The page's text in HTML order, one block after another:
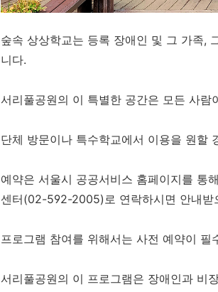
숲속 상상학교는 등록 장애인 및 그 가족,
니다.
서리풀공원의 이 특별한 공간은 모든 사
단체 방문이나 특수학교에서 이용을 원할
예약은 서울시 공공서비스 홈페이지를 통
센터(02-592-2005)로 연락하시면 안내받
프로그램 참여를 위해서는 사전 예약이
서리풀공원의 이 프로그램은 장애인과 비